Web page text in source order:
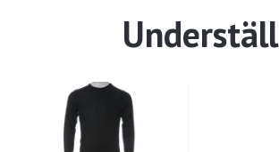
Underställ